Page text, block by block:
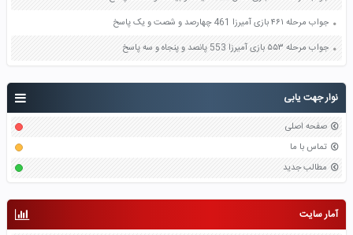
نوار جهت یابی
صفحه اصلی
تماس با ما
مطالب جدید
آمار سایت
جواب مرحله ۴۶۱ بازی آمیرزا 461 چهارصد و شصت و یک پاسخ
جواب مرحله ۵۵۳ بازی آمیرزا 553 پانصد و پنجاه و سه پاسخ